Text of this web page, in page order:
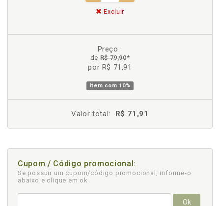
Excluir
Preço:
deR$ 79,90*
por R$ 71,91
item com 10%
Valor total: R$ 71,91
Cupom / Código promocional:
Se possuir um cupom/código promocional, informe-o
abaixo e clique em ok
Ok